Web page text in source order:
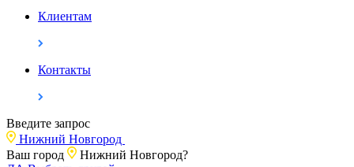
Клиентам
Контакты
Введите запрос
Нижний Новгород
Ваш город
Нижний Новгород?